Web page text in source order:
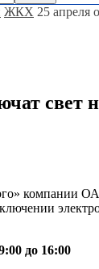
ЖКХ 25 апреля
свет
компании
до 16:00